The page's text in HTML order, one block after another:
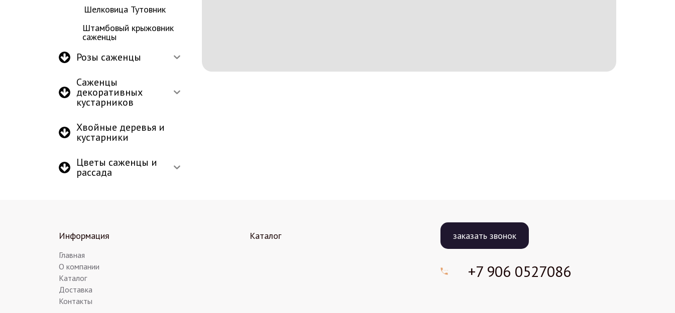
Шелковица Тутовник
Штамбовый крыжовник
саженцы
Розы саженцы
Саженцы
декоративных
кустарников
Хвойные деревья и
кустарники
Цветы саженцы и
рассада
Информация
Главная
О компании
Каталог
Доставка
Контакты
Каталог заказать звонок
+7 906 0527086